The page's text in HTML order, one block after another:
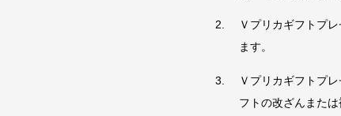
Ｖプリカギフトプ
ます。
Ｖプリカギフトプ
フトの改ざんまた